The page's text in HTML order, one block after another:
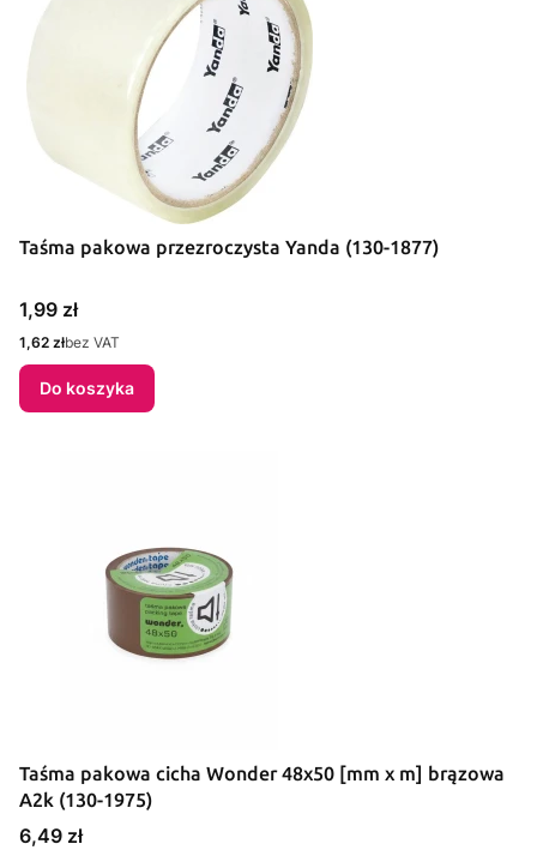
Taśma pakowa przezroczysta Yanda (130-1877)
Cena
1,99 zł
Cena
1,62 złbez VAT
Do koszyka
Taśma pakowa cicha Wonder 48x50 [mm x m] brązowa
A2k (130-1975)
Cena
6,49 zł